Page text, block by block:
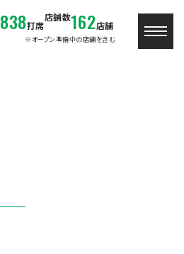
838打席
店舗数162店舗
※オープン準備中の店舗を含む